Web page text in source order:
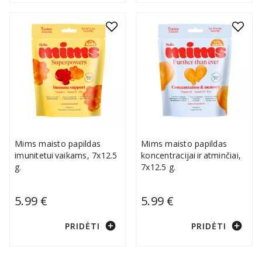
Mims maisto papildas
imunitetui vaikams, 7x12.5
g.
5.99 €
PRIDĖTI add_circle
Mims maisto papildas
koncentracijai ir atminčiai,
7x12.5 g.
5.99 €
PRIDĖTI add_circle